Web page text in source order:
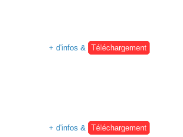
+ d'infos &
Téléchargement
+ d'infos &
Téléchargement